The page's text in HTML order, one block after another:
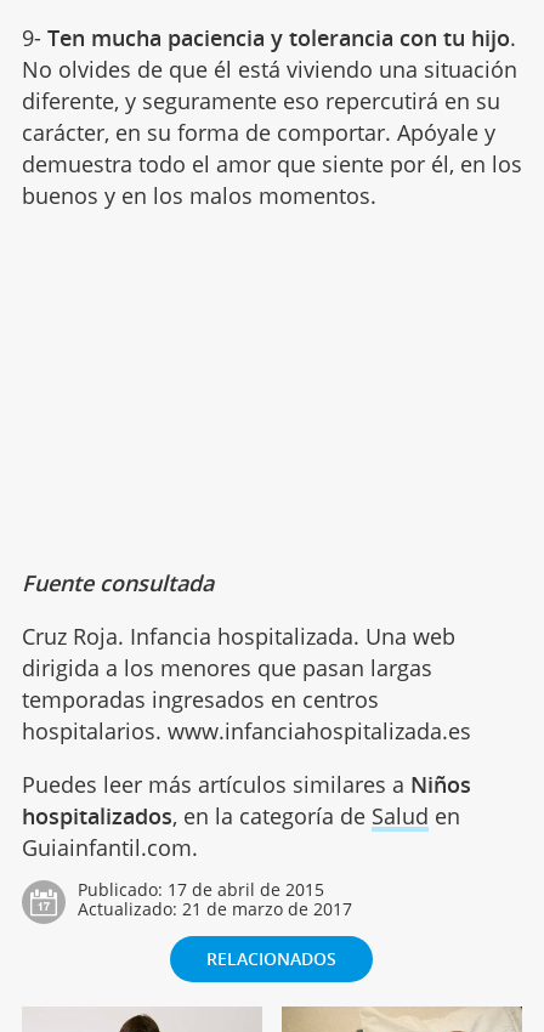
9- Ten mucha paciencia y tolerancia con tu hijo.
No olvides de que él está viviendo una situación
diferente, y seguramente eso repercutirá en su
carácter, en su forma de comportar. Apóyale y
demuestra todo el amor que siente por él, en los
buenos y en los malos momentos.
Fuente consultada
Cruz Roja. Infancia hospitalizada. Una web
dirigida a los menores que pasan largas
temporadas ingresados en centros
hospitalarios. www.infanciahospitalizada.es
Puedes leer más artículos similares a Niños
hospitalizados, en la categoría de Salud en
Guiainfantil.com.
Publicado: 17 de abril de 2015
Actualizado: 21 de marzo de 2017
RELACIONADOS